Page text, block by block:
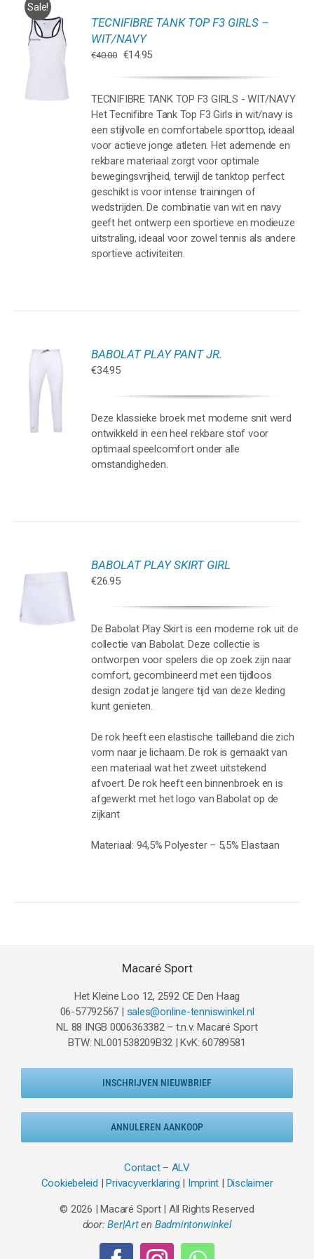
Sale!
TECNIFIBRE TANK TOP F3 GIRLS –
WIT/NAVY
€40.00
Oorspronkelijke
€40.00.
€14.95Huidige
€14.95.
TECNIFIBRE TANK TOP F3 GIRLS - WIT/NAVY
Het Tecnifibre Tank Top F3 Girls in wit/navy is
een stijlvolle en comfortabele sporttop, ideaal
voor actieve jonge atleten. Het ademende en
rekbare materiaal zorgt voor optimale
bewegingsvrijheid, terwijl de tanktop perfect
geschikt is voor intense trainingen of
wedstrijden. De combinatie van wit en navy
geeft het ontwerp een sportieve en modieuze
uitstraling, ideaal voor zowel tennis als andere
sportieve activiteiten.
BABOLAT PLAY PANT JR.
€34.95
Deze klassieke broek met moderne snit werd
ontwikkeld in een heel rekbare stof voor
optimaal speelcomfort onder alle
omstandigheden.
BABOLAT PLAY SKIRT GIRL
€26.95
De Babolat Play Skirt is een moderne rok uit de
collectie van Babolat. Deze collectie is
ontworpen voor spelers die op zoek zijn naar
comfort, gecombineerd met een tijdloos
design zodat je langere tijd van deze kleding
kunt genieten.
De rok heeft een elastische tailleband die zich
vorm naar je lichaam. De rok is gemaakt van
een materiaal wat het zweet uitstekend
afvoert. De rok heeft een binnenbroek en is
afgewerkt met het logo van Babolat op de
zijkant
Materiaal: 94,5% Polyester – 5,5% Elastaan
Macaré Sport
Het Kleine Loo 12, 2592 CE Den Haag
06-57792567 | sales@online-tenniswinkel.nl
NL 88 INGB 0006363382 – t.n.v. Macaré Sport
BTW: NL001538209B32 | KvK: 60789581
INSCHRIJVEN NIEUWBRIEF
ANNULEREN AANKOOP
Contact– ALV
Cookiebeleid |Privacyverklaring | Imprint | Disclaimer
© 2026 | Macaré Sport | All Rights Reserved
door:Ber|Arten Badmintonwinkel